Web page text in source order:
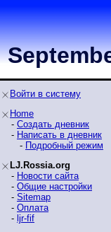
Войти в систему
Home
- Создать дневник
- Написать в дневник
- Подробный режим
LJ.Rossia.org
- Новости сайта
- Общие настройки
- Sitemap
- Оплата
- ljr-fif